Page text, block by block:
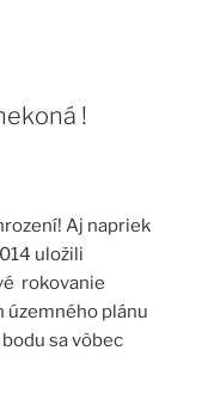
!
Aj napriek
uložili
rokovanie
územného plánu
sa vôbec